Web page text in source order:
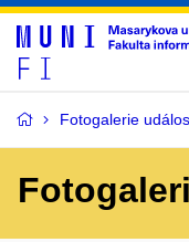
Fotogalerie